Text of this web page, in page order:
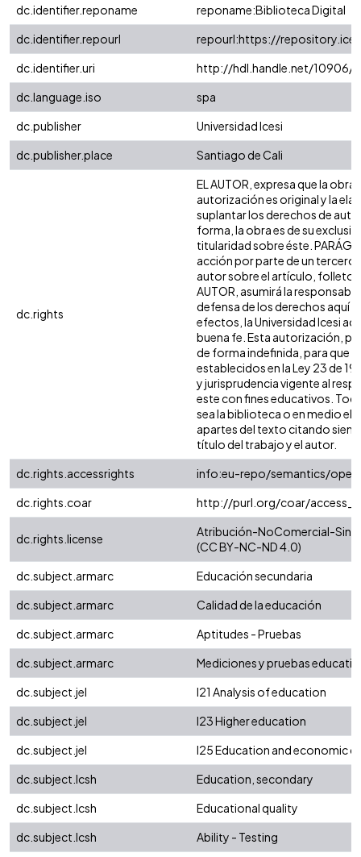
dc.identifier.reponame
reponame:Biblioteca Digital
dc.identifier.repourl
repourl:https://
dc.identifier.uri
http://hdl.handle.net/10906/
dc.language.iso
spa
dc.publisher
Universidad Icesi
dc.publisher.place
Santiago de Cali
dc.rights
EL AUTOR, expresa que la
autorización es original y la
suplantar los derechos de
forma, la obra es de su
titularidad sobre éste.
acción por parte de un tercero
autor sobre el artículo, folleto
AUTOR, asumirá la
defensa de los derechos aquí
efectos, la Universidad Icesi
buena fe. Esta autorización,
de forma indefinida, para que
establecidos en la Ley 23 de
y jurisprudencia vigente al
este con fines educativos.
sea la biblioteca o en medio
apartes del texto citando
título del trabajo y el autor.
dc.rights.accessrights
info:eu-repo/semantics/
dc.rights.coar
http://purl.org/coar/
dc.rights.license
Atribución-NoComercial-
(CC BY-NC-ND 4.0)
dc.subject.armarc
Educación secundaria
dc.subject.armarc
Calidad de la educación
dc.subject.armarc
Aptitudes - Pruebas
dc.subject.armarc
Mediciones y pruebas
dc.subject.jel
I21 Analysis of education
dc.subject.jel
I23 Higher education
dc.subject.jel
I25 Education and economic
dc.subject.lcsh
Education, secondary
dc.subject.lcsh
Educational quality
dc.subject.lcsh
Ability - Testing